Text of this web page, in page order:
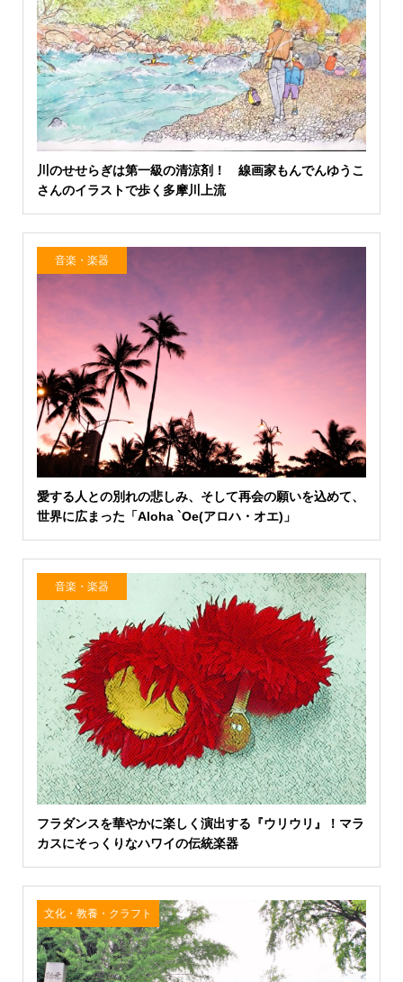
川のせせらぎは第一級の清涼剤！ 線画家もんでんゆうこ
さんのイラストで歩く多摩川上流
音楽・楽器
愛する人との別れの悲しみ、そして再会の願いを込めて、
世界に広まった「Aloha `Oe(アロハ・オエ)」
音楽・楽器
フラダンスを華やかに楽しく演出する『ウリウリ』！マラ
カスにそっくりなハワイの伝統楽器
文化・教養・クラフト